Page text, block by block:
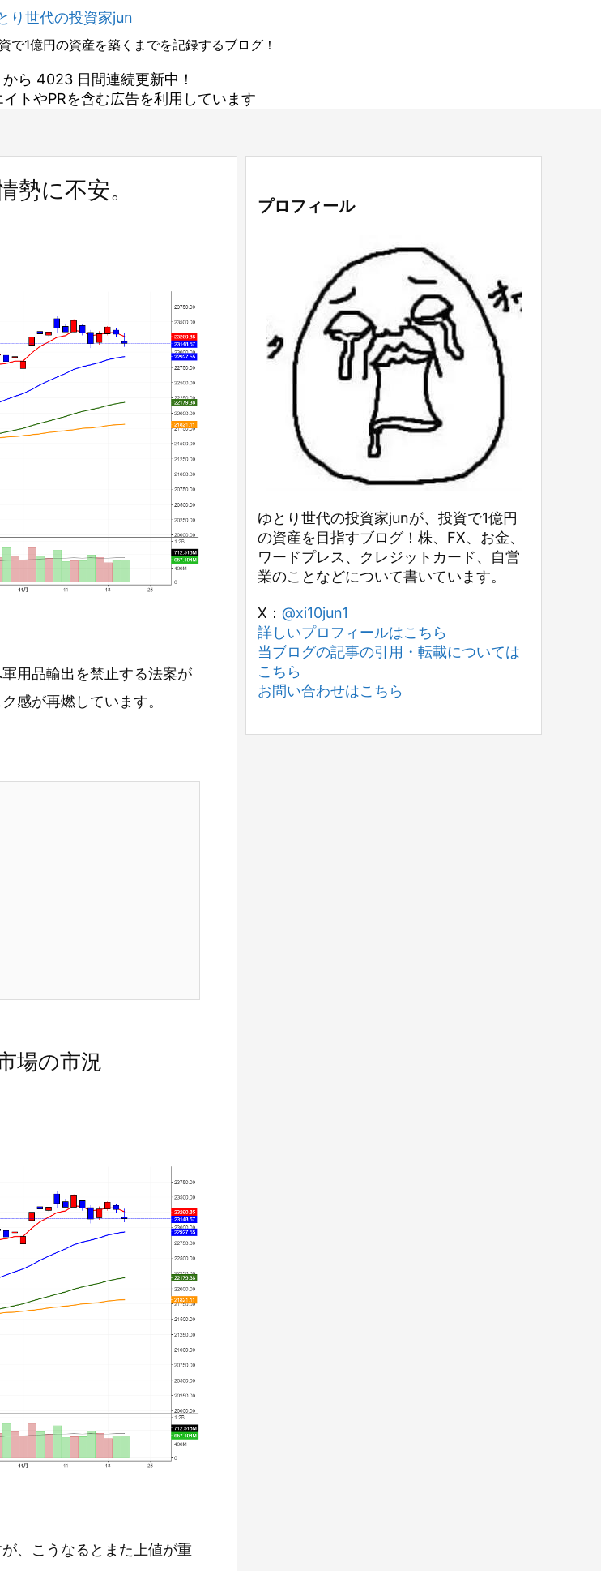
り世代の投資家jun
で1億円の資産を築くまでを記録するブログ！
ら 4023 日間連続更新中！
トやPRを含む広告を利用しています
勢に不安。
用品輸出を禁止する法案が
感が再燃しています。
場の市況
、こうなるとまた上値が重
プロフィール
ゆとり世代の投資家junが、投資で1億円
の資産を目指すブログ！株、FX、お金、
ワードプレス、クレジットカード、自営
業のことなどについて書いています。
X： @xi10jun1
詳しいプロフィールはこちら
当ブログの記事の引用・転載については
こちら
お問い合わせはこちら